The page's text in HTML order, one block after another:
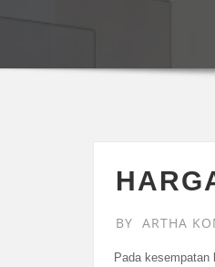
BY ARTHA
Pada kesempatan